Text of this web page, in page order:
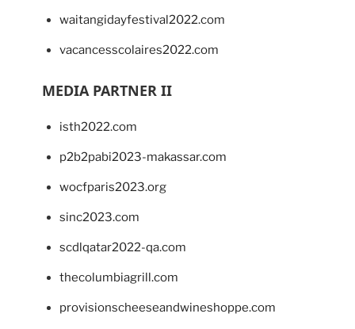
waitangidayfestival2022.com
vacancesscolaires2022.com
MEDIA PARTNER II
isth2022.com
p2b2pabi2023-makassar.com
wocfparis2023.org
sinc2023.com
scdlqatar2022-qa.com
thecolumbiagrill.com
provisionscheeseandwineshoppe.com